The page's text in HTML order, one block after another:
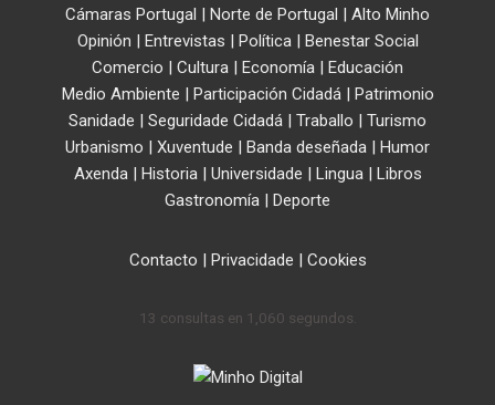
Cámaras Portugal
Norte de Portugal
Alto Minho
Opinión
Entrevistas Política|
Benestar Social
Comercio
Cultura Economía
Educación
Medio Ambiente
Participación Cidadá|
Patrimonio
Sanidade
Seguridade Cidadá Traballo
Turismo
Urbanismo
Xuventude Banda deseñada
Humor
Axenda| Historia| Universidade Lingua|
Libros
Gastronomía
Deporte
Contacto Privacidade Cookies
13 consultas en 1,060 segundos.